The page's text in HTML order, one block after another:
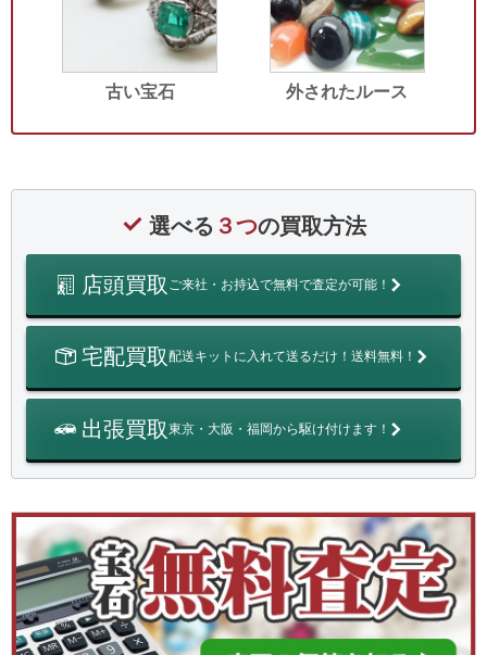
古い宝石 外されたルース
選べる ３つの買取方法
店頭買取 ご来社・お持込で無料で査定が可能！
宅配買取配送キットに入れて送るだけ！送料無料！
出張買取東京・大阪・福岡から駆け付けます！